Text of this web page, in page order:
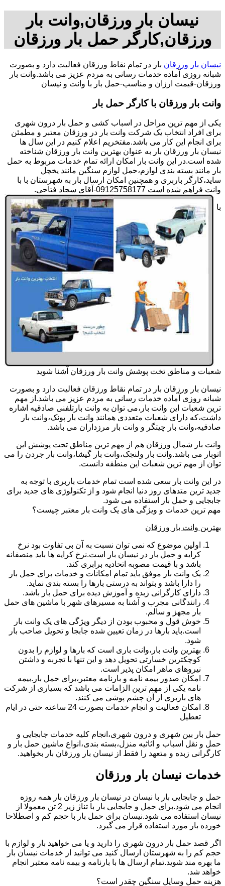
نیسان بار ورزقان,وانت بار
ورزقان,کارگر حمل بار ورزقان
نیسان بار ورزقان بار در تمام نقاط ورزقان فعالیت دارد و بصورت
شبانه روزی آماده خدمات رسانی به مردم عزیز می باشد.وانت بار
ورزقان-قیمت ارزان و مناسب-حمل بار با وانت و نیسان
وانت بار ورزقان با کارگر حمل بار
یکی از مهم ترین مراحل در اسباب کشی و حمل بار درون شهری
برای افراد انتخاب یک شرکت وانت بار در ورزقان معتبر و مطمئن
برای انجام این کار می باشد.مفتخریم اعلام کنیم در این سال ها
نیسان بار ورزقان بار به عنوان بهترین وانت بار ورزقان شناخته
شده است.در این وانت بار امکان ارائه تمام خدمات مربوط به حمل
بار مانند بسته بندی لوازم،حمل لوازم سنگین مانند یخچل
ساید،کارگر باربری و همچنین امکان ارسال بار به شهرستان با با
وانت فراهم شده است 09125758177-آقای سجاد فتاحی.
با
شعبات و مناطق تخت پوشش وانت بار ورزقان آشنا شوید
نیسان بار ورزقان بار در تمام نقاط ورزقان فعالیت دارد و بصورت
شبانه روزی آماده خدمات رسانی به مردم عزیز می باشد.از مهم
ترین شعبات این وانت بار،می توان به وانت بارتلفنی صادقیه اشاره
داشت،که دارای شعبات متعددی همانند وانت بار پونک،وانت بار
صادقیه،وانت بار چیتگر و وانت بار مرزداران می باشد.
وانت بار شمال ورزقان هم از مهم ترین مناطق تحت پوشش این
اتوبار می باشد.وانت بار ولنجک،وانت بار گیشا،وانت بار جردن را می
توان از مهم ترین شعبات این منطقه دانست.
در این وانت بار سعی شده است تمام خدمات باربری با توجه به
جدید ترین متدهای روز دنیا انجام شود و از تکنولوژی های جدید برای
جابجایی و حمل بار استفاده می شود.
مهم ترین خدمات و ویژگی های یک وانت بار معتبر چیست؟
بهترین وانت بار ورزقان
اولین موضوع که نمی توان نسبت به آن بی تفاوت بود نرخ
کرایه و حمل بار در نیسان بار است.نرخ کرایه ها باید منصفانه
باشد و با قیمت مصوبه اتحادیه برابری کند.
یک وانت بار موفق باید تمام امکانات و خدمات برای حمل بار
را دارا باشد و بتواند به درستی بارها را بسته بندی نماید.
دارای کارگرانی زبده و آموزش دیده برای حمل بار باشد.
رانندگانی مجرب و آشنا به مسیرهای شهر با ماشین های حمل
بار مجهز و سالم.
خوش قول و محبوب بودن از دیگر ویژگی های یک وانت بار
است.باید بارها در زمان تعیین شده جابجا و تحویل صاحب بار
شود.
بهترین وانت بار،وانت باری است که بارها و لوازم را بدون
کوچکترین خسارتی تحویل دهد و این تنها با تجربه و داشتن
نیروهای ماهر امکان پذیر است.
امکان صدور بیمه نامه و بارنامه معتبر،برای حمل بار.بیمه
نامه یکی از مهم ترین الزامات می باشد که بسیاری از شرکت
های باربری از آن چشم پوشی می کنند.
امکان فعالیت و انجام خدمات بصورت 24 ساعته حتی در ایام
تعطیل
حمل بار بین شهری و درون شهری،انجام کلیه خدمات جابجایی و
حمل و نقل اسباب و اثاثیه منزل،بسته بندی،انواع ماشین حمل بار و
کارگرانی زبده و متعهد را فقط از نیسان بار ورزقان بار بخواهید.
خدمات نیسان بار ورزقان
حمل و جابجایی بار با نیسان در نیسان بار ورزقان بار همه روزه
انجام می شود.برای حمل و جابجایی بار با تناژ زیر 2 تن معمولا از
نیسان استفاده می شود.نیسان برای حمل بار با حجم کم و اصطلاحا
خورده بار مورد استفاده قرار می گیرد.
اگر قصد حمل بار درون شهری را دارید و یا می خواهید بار و لوازم با
حجم کم را به شهرستان ارسال کنید می توانید از خدمات نیسان بار
ما بهره مند شوید.تمام ارسال ها با بارنامه و بیمه نامه معتبر انجام
خواهد شد.
هزینه حمل وسایل سنگین چقدر است؟